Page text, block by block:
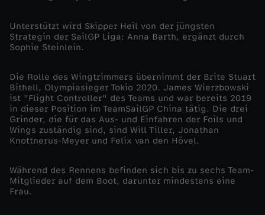
i
S
a
n
F
Unterstützt wird Skipper Heil von der jüngsten
Strategin der SailGP Liga: Anna Barth, ergänzt durch
Sophie Steinlein.
Die Rolle des Wingtrimmers übernimmt der Brite Stuart
Bithell, Olympiasieger Tokio 2020. James Wierzbowski
ist "Flight Controller" des Teams und war bereits 2019
in dieser Position im TeamSailGP China tätig. Die drei
Grinder, die für das Aus- und Einfahren der Foils und
Wings zuständig sind, sind Will Tiller, Jonathan
Knottnerus-Meyer und Felix van den Hövel.
Während des Rennens befinden sich bis zu sechs Team-
Mitglieder auf dem Boot, darunter mindestens eine
Frau.